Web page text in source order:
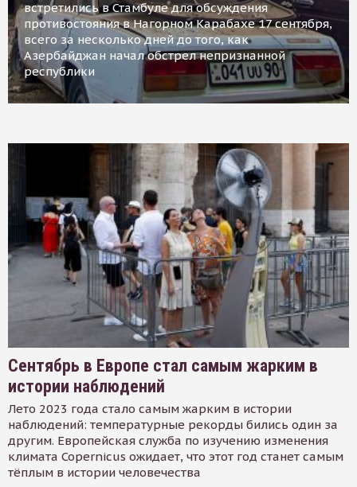
встретились в Стамбуле для обсуждения
противостояния в Нагорном Карабахе 17 сентября,
всего за несколько дней до того, как
Азербайджан начал обстрел непризнанной
республики
Сентябрь в Европе стал самым жарким в
истории наблюдений
Лето 2023 года стало самым жарким в истории
наблюдений: температурные рекорды бились один за
другим. Европейская служба по изучению изменения
климата Copernicus ожидает, что этот год станет самым
тёплым в истории человечества